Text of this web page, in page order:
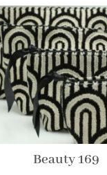
Beauty 169